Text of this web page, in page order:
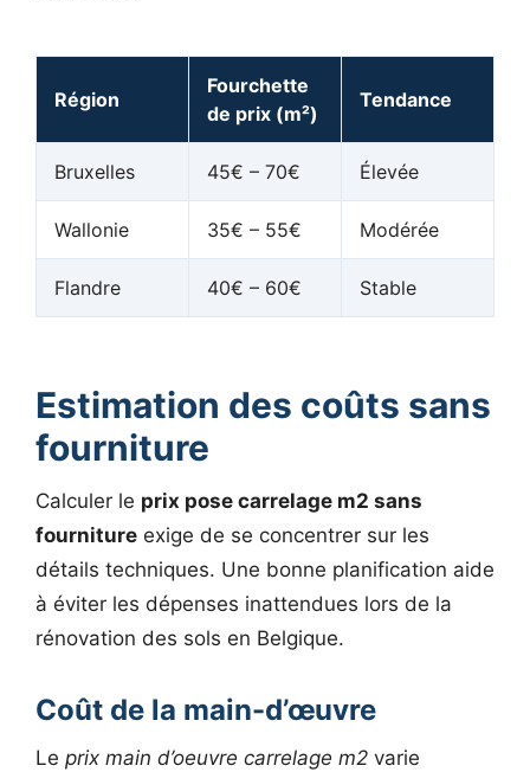
Région
Fourchette
de prix (m²)
Tendance
Bruxelles 45€ – 70€ Élevée
Wallonie 35€ – 55€ Modérée
Flandre 40€ – 60€ Stable
Estimation des coûts sans
fourniture
Calculer le prix pose carrelage m2 sans
fourniture exige de se concentrer sur les
détails techniques. Une bonne planification aide
à éviter les dépenses inattendues lors de la
rénovation des sols en Belgique.
Coût de la main-d’œuvre
Le prix main d’oeuvre carrelage m2 varie